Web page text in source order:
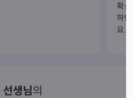
확
하
요.
생님의